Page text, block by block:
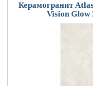
Керамогранит
Vision Glow